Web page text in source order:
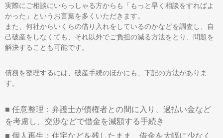
実際にご相談にいらっしゃる方からも「もっと早く相談をすればよ
かった」というお言葉を多くいただきます。
また、何社からいくらの借り入れをしているのかなどを調査し、自
己破産をしなくても、それ以外でご負担の減る方法をとり、問題を
解決することも可能です。
債務を整理するには、破産手続のほかにも、下記の方法がありま
す。
■ 任意整理：弁護士が債権者との間に入り、過払い金など
を考慮し、交渉などで借金を減額する手続き
■ 個人再生：住宅などを残したまま、借金を大幅に少なく